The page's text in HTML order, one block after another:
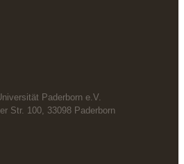
Paderborn e.V.
Str. 100, 33098 Paderborn